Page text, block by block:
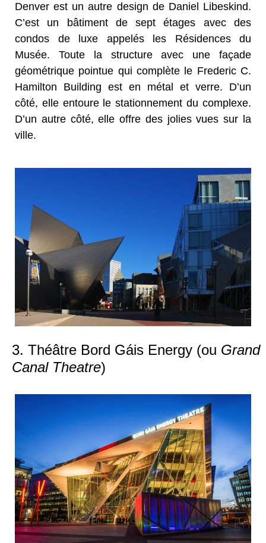
Denver est un autre design de Daniel Libeskind.
C’est un bâtiment de sept étages avec des
condos de luxe appelés les Résidences du
Musée. Toute la structure avec une façade
géométrique pointue qui complète le Frederic C.
Hamilton Building est en métal et verre. D’un
côté, elle entoure le stationnement du complexe.
D’un autre côté, elle offre des jolies vues sur la
ville.
3. Théâtre Bord Gáis Energy (ou Grand
Canal Theatre)